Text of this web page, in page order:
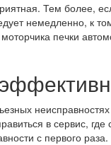
Тем более,
немедленно, к
печки
в сервис, где
с первого раза.